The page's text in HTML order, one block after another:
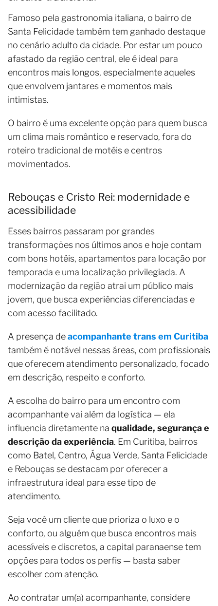
Famoso pela gastronomia italiana, o bairro de
Santa Felicidade também tem ganhado destaque
no cenário adulto da cidade. Por estar um pouco
afastado da região central, ele é ideal para
encontros mais longos, especialmente aqueles
que envolvem jantares e momentos mais
intimistas.
O bairro é uma excelente opção para quem busca
um clima mais romântico e reservado, fora do
roteiro tradicional de motéis e centros
movimentados.
Rebouças e Cristo Rei: modernidade e
acessibilidade
Esses bairros passaram por grandes
transformações nos últimos anos e hoje contam
com bons hotéis, apartamentos para locação por
temporada e uma localização privilegiada. A
modernização da região atrai um público mais
jovem, que busca experiências diferenciadas e
com acesso facilitado.
A presença deacompanhante trans em Curitiba
também é notável nessas áreas, com profissionais
que oferecem atendimento personalizado, focado
em descrição, respeito e conforto.
A escolha do bairro para um encontro com
acompanhante vai além da logística — ela
influencia diretamente na qualidade, segurança e
descrição da experiência. Em Curitiba, bairros
como Batel, Centro, Água Verde, Santa Felicidade
e Rebouças se destacam por oferecer a
infraestrutura ideal para esse tipo de
atendimento.
Seja você um cliente que prioriza o luxo e o
conforto, ou alguém que busca encontros mais
acessíveis e discretos, a capital paranaense tem
opções para todos os perfis — basta saber
escolher com atenção.
Ao contratar um(a) acompanhante, considere